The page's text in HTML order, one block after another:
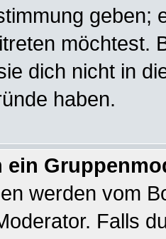
geben;
möchtest.
dich nicht in
haben.
ein
werden vom
Falls